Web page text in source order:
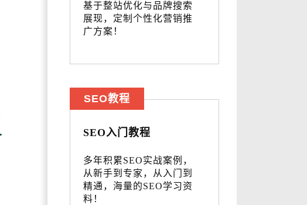
基于整站优化与品牌搜索
展现，定制个性化营销推
广方案！
SEO入门教程
多年积累SEO实战案例，
从新手到专家，从入门到
精通，海量的SEO学习资
料！
SEO教程